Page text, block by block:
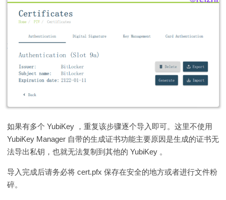
如果有多个 YubiKey ，重复该步骤逐个导入即可。这里不使用
YubiKey Manager 自带的生成证书功能主要原因是生成的证书无
法导出私钥，也就无法复制到其他的 YubiKey 。
导入完成后请务必将 cert.pfx 保存在安全的地方或者进行文件粉
碎。